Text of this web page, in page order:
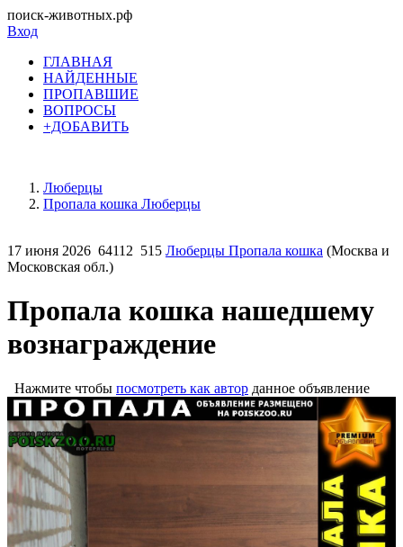
поиск-животных.рф
Вход
ГЛАВНАЯ
НАЙДЕННЫЕ
ПРОПАВШИЕ
ВОПРОСЫ
+ДОБАВИТЬ
Люберцы
Пропала кошка Люберцы
17 июня 2026 64112 515 Люберцы Пропала кошка (Москва и
Московская обл.)
Пропала кошка нашедшему
вознаграждение
Нажмите чтобы посмотреть как автор данное объявление